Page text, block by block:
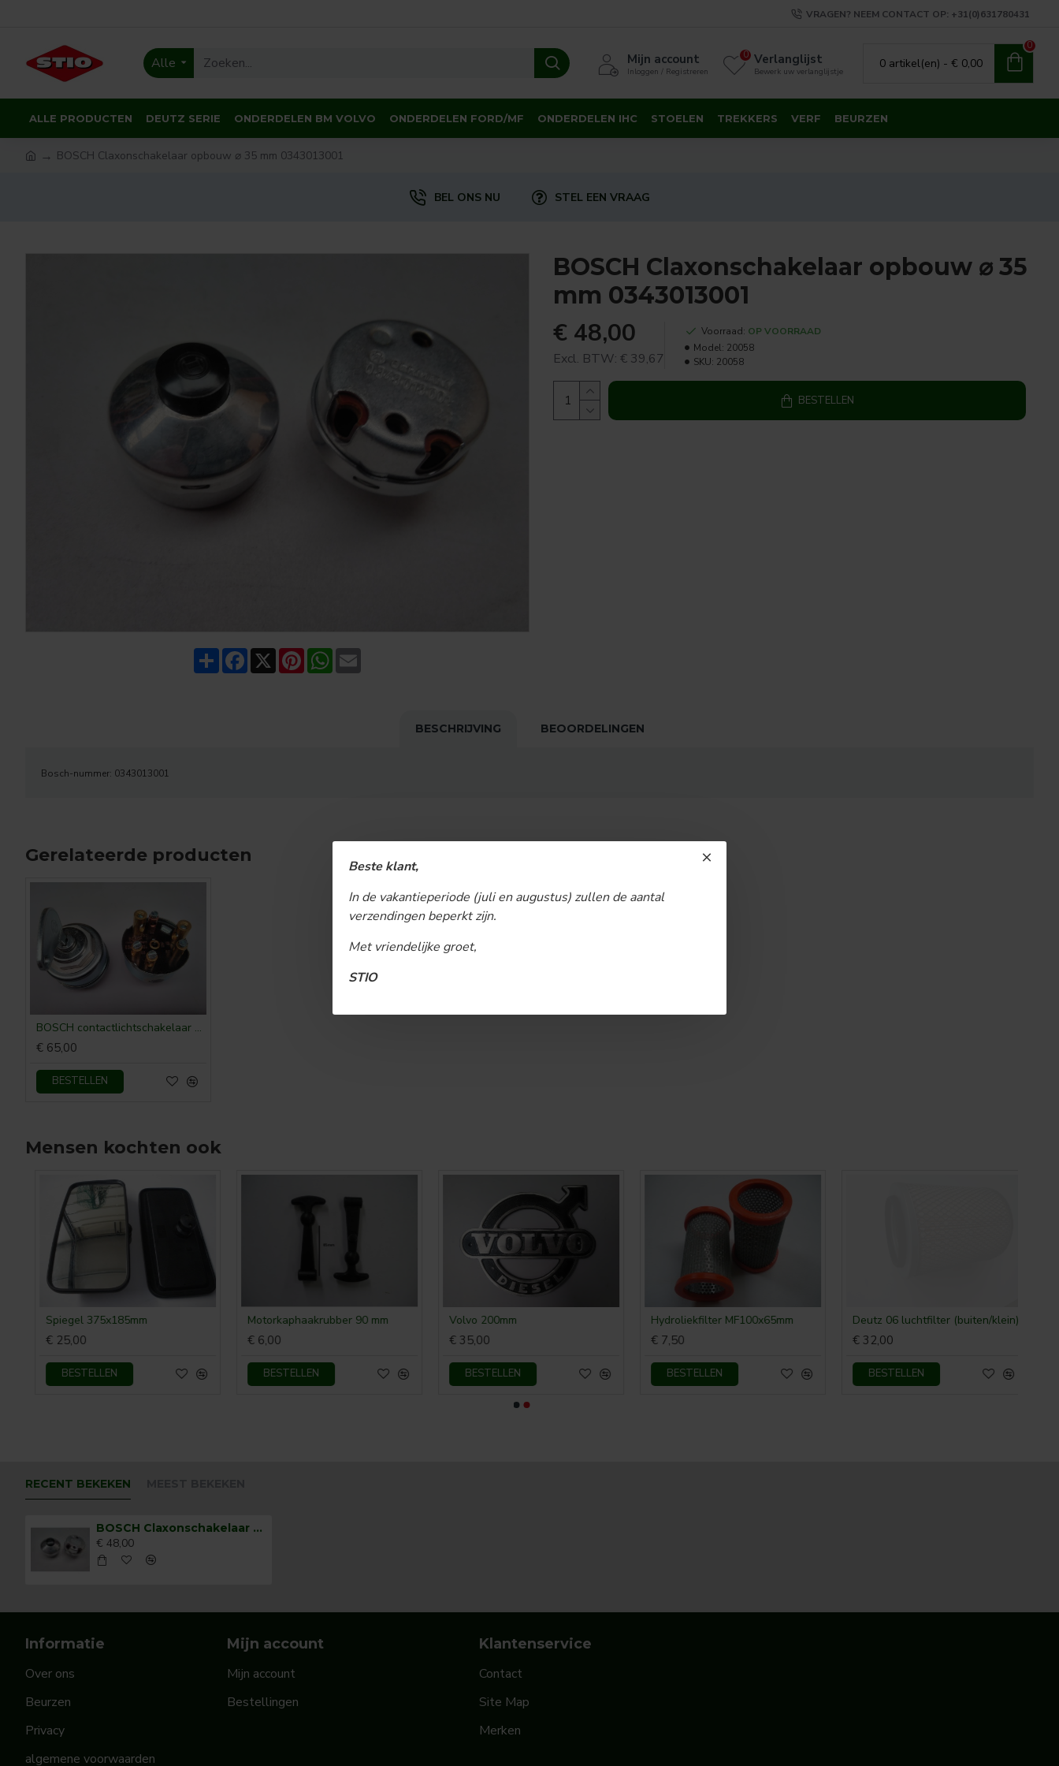
Beste klant,
In de vakantieperiode (juli en augustus) zullen de aantal
verzendingen beperkt zijn.
Met vriendelijke groet,
STIO
VRAGEN? NEEM CONTACT OP: +31(0)631780431
Alle Mijn account
Inloggen / Registreren
Verlanglijst
Bewerk uw verlanglijstje
0
0 artikel(en) - € 0,00
0
ALLE PRODUCTEN DEUTZ SERIE ONDERDELEN BM VOLVO ONDERDELEN FORD/MF ONDERDELEN IHC STOELEN TREKKERS VERF BEURZEN
BOSCH Claxonschakelaar opbouw ⌀ 35 mm 0343013001
BEL ONS NU STEL EEN VRAAG
ShareFacebook
X PinterestWhatsApp
Email
BOSCH Claxonschakelaar opbouw ⌀ 35
mm 0343013001
€ 48,00
Excl. BTW: € 39,67
Voorraad: OP VOORRAAD
Model: 20058
SKU: 20058
BESTELLEN
BESCHRIJVING BEOORDELINGEN
Bosch-nummer: 0343013001
Gerelateerde producten
BOSCH contactlichtschakelaar schroefverbinding 0-1-2
€ 65,00
BESTELLEN
Mensen kochten ook
Spiegel 375x185mm
€ 25,00
BESTELLEN
Motorkaphaakrubber 90 mm
€ 6,00
BESTELLEN
Volvo 200mm
€ 35,00
BESTELLEN
Hydroliekfilter MF100x65mm
€ 7,50
BESTELLEN
Deutz 06 luchtfilter (buiten/klein)
€ 32,00
BESTELLEN
RECENT BEKEKEN
BOSCH Claxonschakelaar opbouw ⌀ 35 mm 0343013001
€ 48,00
Informatie
Over ons
Beurzen
Privacy
algemene voorwaarden
Mijn account
Mijn account
Bestellingen
Klantenservice
Contact
Site Map
Merken